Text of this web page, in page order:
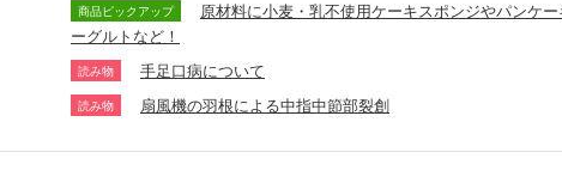
商品ピックアップ
原材料に小麦・乳不使用ケーキスポンジやパンケ
ーグルトなど！
読み物 手足口病について
読み物 扇風機の羽根による中指中節部裂創